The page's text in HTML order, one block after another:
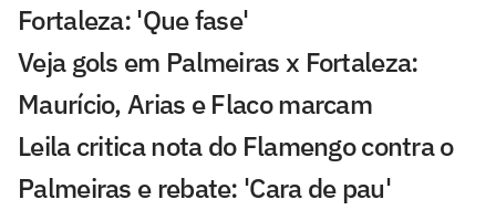
Fortaleza: 'Que fase'
Veja gols em Palmeiras x Fortaleza:
Maurício, Arias e Flaco marcam
Leila critica nota do Flamengo contra o
Palmeiras e rebate: 'Cara de pau'